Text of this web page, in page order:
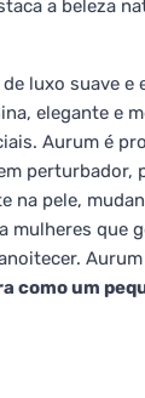
a beleza
luxo suave
elegante e
Aurum é
na pele,
mulheres que
como um